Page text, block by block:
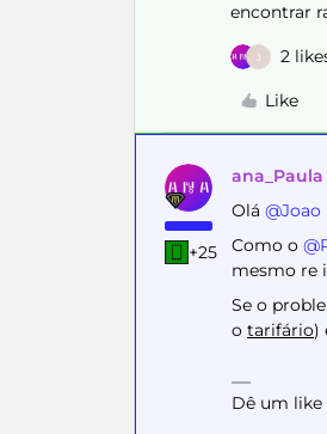
encontrar
J 2
Like
+25
ana_Paula
Olá ​ @Joao
Como o ​
mesmo re
Se o
o tarifário)
Dê um like